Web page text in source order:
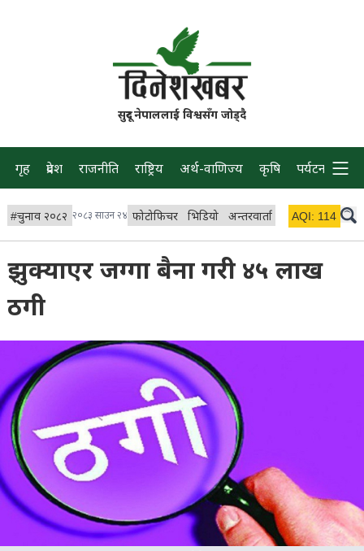
सुदूर नेपाललाई विश्वसँग जोड्दै
गृह प्रदेश राजनीति राष्ट्रिय अर्थ-वाणिज्य कृषि पर्यटन प्रवास
#चुनाव २०८२ २०८३ साउन २४ फोटोफिचर भिडियो अन्तरवार्ता विचार/ब्लग
AQI: 114
झुक्याएर जग्गा बैना गरी ४५ लाख
ठगी